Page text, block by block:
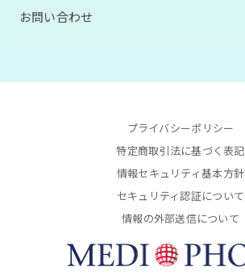
お問い合わせ
プライバシーポリシー
特定商取引法に基づく表記
情報セキュリティ基本方針
セキュリティ認証について
情報の外部送信について